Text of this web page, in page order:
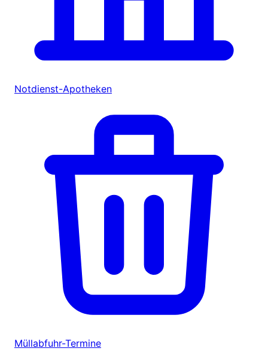
Notdienst-Apotheken
Müllabfuhr-Termine